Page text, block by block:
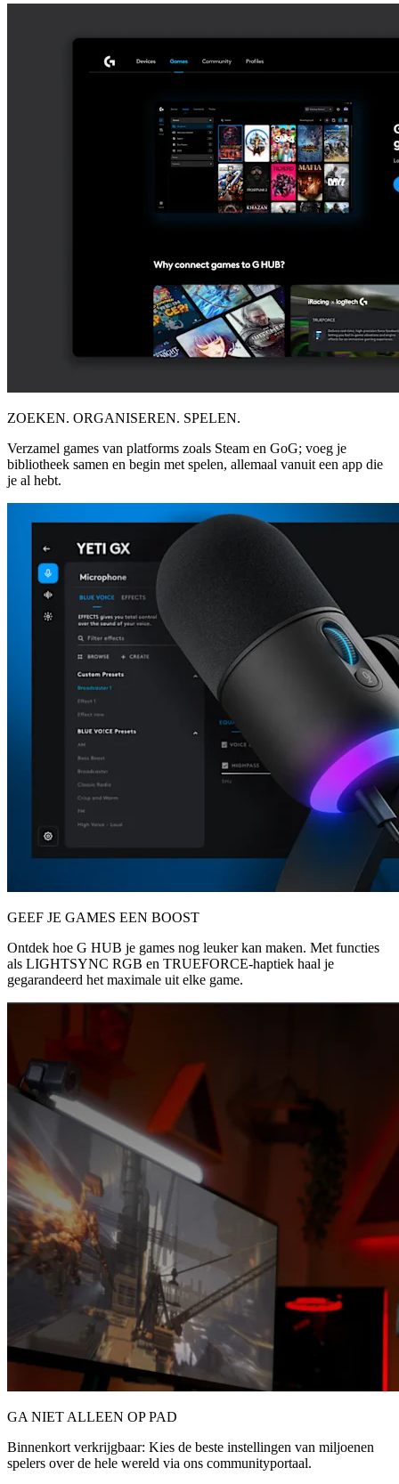
ZOEKEN. ORGANISEREN. SPELEN.
Verzamel games van platforms zoals Steam en GoG; voeg je
bibliotheek samen en begin met spelen, allemaal vanuit een app die
je al hebt.
GEEF JE GAMES EEN BOOST
Ontdek hoe G HUB je games nog leuker kan maken. Met functies
als LIGHTSYNC RGB en TRUEFORCE-haptiek haal je
gegarandeerd het maximale uit elke game.
GA NIET ALLEEN OP PAD
Binnenkort verkrijgbaar: Kies de beste instellingen van miljoenen
spelers over de hele wereld via ons communityportaal.